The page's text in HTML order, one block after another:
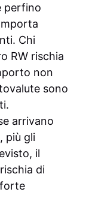
perfino
Chi
RW rischia
non
sono
arrivano
, più gli
il
di
forte